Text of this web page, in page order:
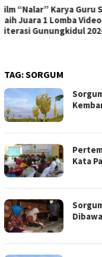
Kerja Buruh Bangunan
Roni Banting Stir Tanam
Melon Untung Rp40
TAG:SORGUM
Kata